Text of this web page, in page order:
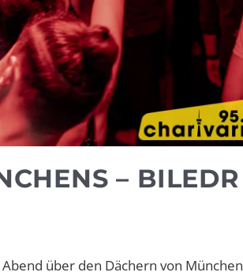
– BILEDR
über den Dächern von München